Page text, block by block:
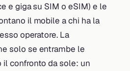
e giga su SIM o eSIM) e le
il mobile a chi ha la
operatore. La
solo se entrambe le
confronto da sole: un